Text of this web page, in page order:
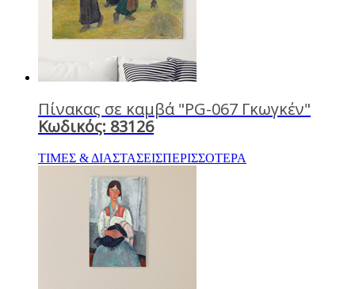
Πίνακας σε καμβά "PG-067 Γκωγκέν"
Κωδικός: 83126
ΤΙΜΕΣ & ΔΙΑΣΤΑΣΕΙΣΠΕΡΙΣΣΟΤΕΡΑ